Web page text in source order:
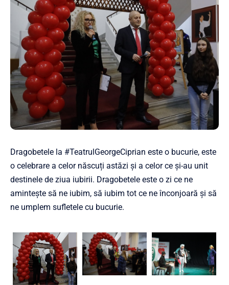
Dragobetele la #TeatrulGeorgeCiprian este o bucurie, este
o celebrare a celor născuți astăzi și a celor ce și-au unit
destinele de ziua iubirii. Dragobetele este o zi ce ne
amintește să ne iubim, să iubim tot ce ne înconjoară și să
ne umplem sufletele cu bucurie.